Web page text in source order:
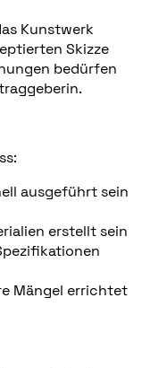
Kunstwerk
Skizze
bedürfen
ausgeführt sein
erstellt sein
Mängel errichtet